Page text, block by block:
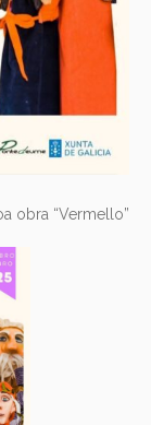
obra “Vermello”